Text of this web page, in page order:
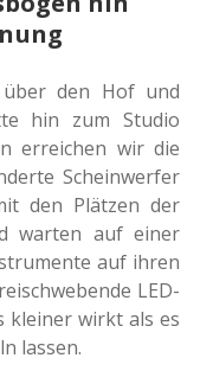
den Hof und
hin zum Studio
errei­chen wir die
Schein­wer­fer
den Plät­zen der
warten auf einer
auf ihren
LED-
klei­ner wirkt als es
lassen.